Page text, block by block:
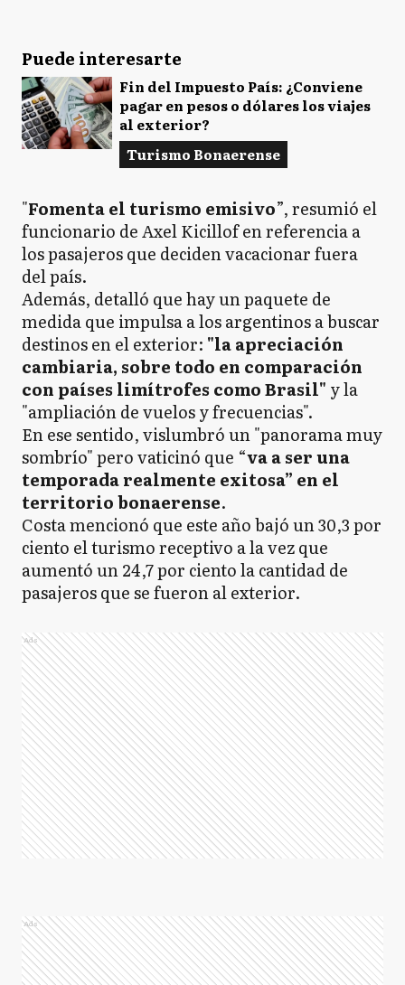
Puede interesarte
Fin del Impuesto País: ¿Conviene
pagar en pesos o dólares los viajes
al exterior?
Turismo Bonaerense
"Fomenta el turismo emisivo”, resumió el
funcionario de Axel Kicillof en referencia a
los pasajeros que deciden vacacionar fuera
del país.
Además, detalló que hay un paquete de
medida que impulsa a los argentinos a buscar
destinos en el exterior: "la apreciación
cambiaria, sobre todo en comparación
con países limítrofes como Brasil" y la
"ampliación de vuelos y frecuencias".
En ese sentido, vislumbró un "panorama muy
sombrío" pero vaticinó que “va a ser una
temporada realmente exitosa” en el
territorio bonaerense.
Costa mencionó que este año bajó un 30,3 por
ciento el turismo receptivo a la vez que
aumentó un 24,7 por ciento la cantidad de
pasajeros que se fueron al exterior.
Ads
Ads